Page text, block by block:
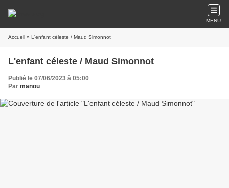
MENU
Accueil » L'enfant céleste / Maud Simonnot
L'enfant céleste / Maud Simonnot
Publié le 07/06/2023 à 05:00
Par manou